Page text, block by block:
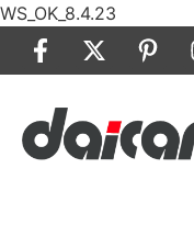
WS_OK_8.4.23